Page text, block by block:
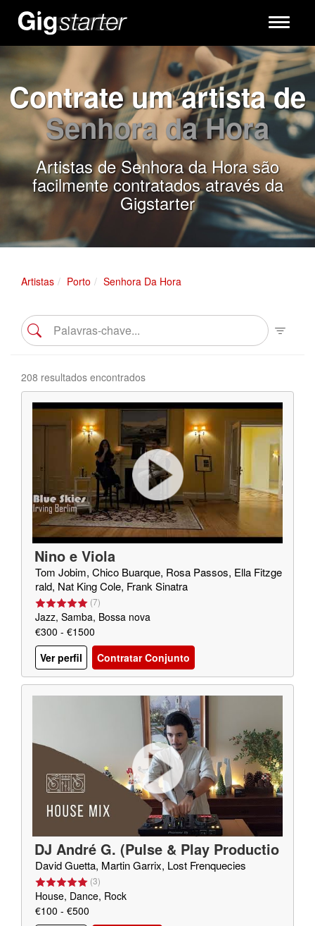
Toggle
Contrate um artista de
Senhora da Hora
Artistas de Senhora da Hora são
facilmente contratados através da
Gigstarter
Artistas Porto Senhora Da Hora
208 resultados encontrados
Nino e Viola
Tom Jobim, Chico Buarque, Rosa Passos, Ella Fitzge
rald, Nat King Cole, Frank Sinatra
(7)
Jazz, Samba, Bossa nova
€300 - €1500
Ver perfil
Contratar Conjunto
DJ André G. (Pulse & Play Productio
ns)
David Guetta, Martin Garrix, Lost Frenquecies
(3)
House, Dance, Rock
€100 - €500